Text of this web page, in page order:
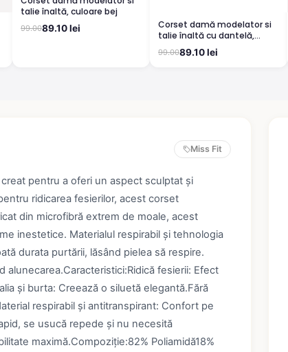
talie înaltă, culoare bej
99.0089.10 lei
Corset damă modelator si
talie înaltă cu dantelă,
culoare alb
99.0089.10 lei
Miss Fit
pentru a oferi un aspect sculptat și
ridicarea fesierilor, acest corset
din microfibră extrem de moale, acest
inestetice. Materialul respirabil și tehnologia
durata purtării, lăsând pielea să respire.
alunecarea.Caracteristici:Ridică fesierii: Efect
și burta: Creează o siluetă elegantă.Fără
respirabil și antitranspirant: Confort pe
se usucă repede și nu necesită
maximă.Compoziție:82% Poliamidă18%